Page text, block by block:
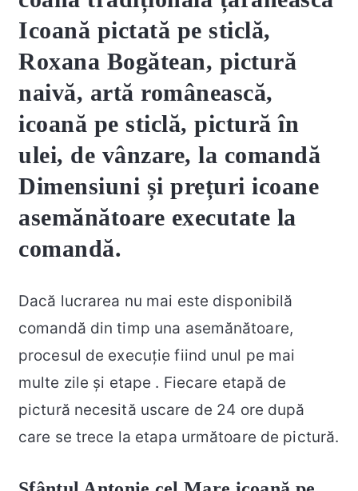
Dimensiuni și prețuri icoane
asemănătoare executate la
comandă.
Dacă lucrarea nu mai este disponibilă
comandă din timp una asemănătoare,
procesul de execuție fiind unul pe mai
multe zile și etape . Fiecare etapă de
pictură necesită uscare de 24 ore după
care se trece la etapa următoare de pictură.